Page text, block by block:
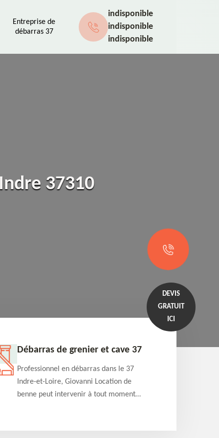
Entreprise de
débarras 37
indisponible
indisponible
indisponible
37310
DEVIS
GRATUIT
ICI
Débarras de grenier et cave 37
Professionnel en débarras dans le 37
Indre-et-Loire, Giovanni Location de
benne peut intervenir à tout moment
détaillé offert